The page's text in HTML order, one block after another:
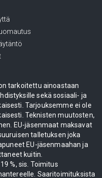
tarkoitettu ainoastaan
sekä sosiaali- ja
Tarjouksemme ei ole
Teknisten muutosten,
EU-jäsenmaat maksavat
talletuksen joka
EU-jäsenmaahan ja
kuitin.
%, sis. Toimitus
Saaritoimituksista